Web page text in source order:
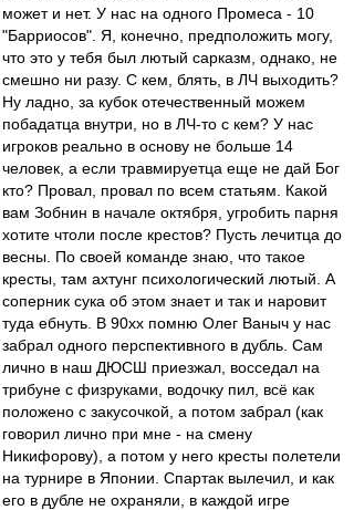
может и нет. У нас на одного Промеса - 10
"Барриосов". Я, конечно, предположить могу,
что это у тебя был лютый сарказм, однако, не
смешно ни разу. С кем, блять, в ЛЧ выходить?
Ну ладно, за кубок отечественный можем
побадатца внутри, но в ЛЧ-то с кем? У нас
игроков реально в основу не больше 14
человек, а если травмируетца еще не дай Бог
кто? Провал, провал по всем статьям. Какой
вам Зобнин в начале октября, угробить парня
хотите чтоли после крестов? Пусть лечитца до
весны. По своей команде знаю, что такое
кресты, там ахтунг психологический лютый. А
соперник сука об этом знает и так и наровит
туда ебнуть. В 90хх помню Олег Ваныч у нас
забрал одного перспективного в дубль. Сам
лично в наш ДЮСШ приезжал, восседал на
трибуне с физруками, водочку пил, всё как
положено с закусочкой, а потом забрал (как
говорил лично при мне - на смену
Никифорову), а потом у него кресты полетели
на турнире в Японии. Спартак вылечил, и как
его в дубле не охраняли, в каждой игре